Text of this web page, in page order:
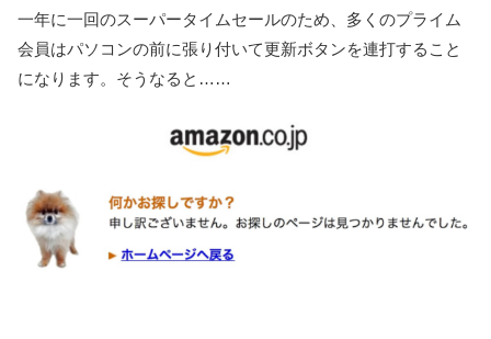
一年に一回のスーパータイムセールのため、多くのプライム
会員はパソコンの前に張り付いて更新ボタンを連打すること
になります。そうなると……